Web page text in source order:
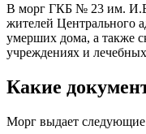
В морг ГКБ № 23 им.
жителей Центрального
умерших дома, а также
учреждениях и
Какие
Морг выдает